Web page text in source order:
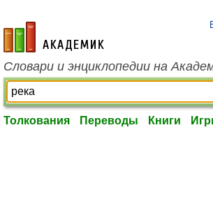
academic.ru
Словари и энциклопедии на
Толкования Переводы Книги